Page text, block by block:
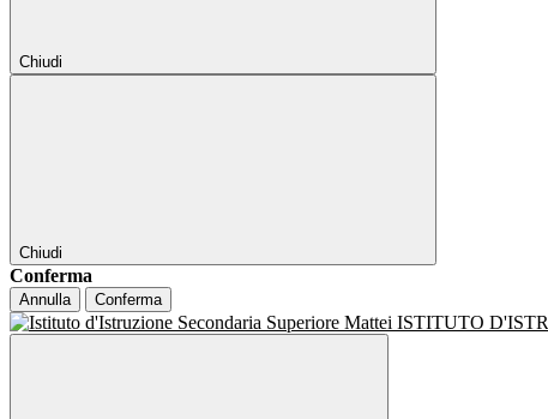
Chiudi
Chiudi
Conferma
Annulla Conferma
ISTITUTO